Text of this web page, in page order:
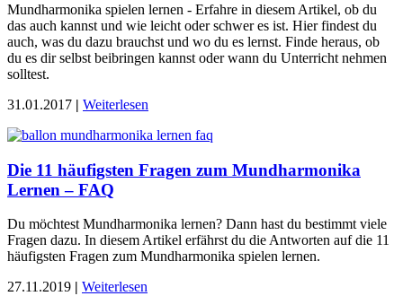
Mundharmonika spielen lernen - Erfahre in diesem Artikel, ob du
das auch kannst und wie leicht oder schwer es ist. Hier findest du
auch, was du dazu brauchst und wo du es lernst. Finde heraus, ob
du es dir selbst beibringen kannst oder wann du Unterricht nehmen
solltest.
31.01.2017 | Weiterlesen
Die 11 häufigsten Fragen zum Mundharmonika
Lernen – FAQ
Du möchtest Mundharmonika lernen? Dann hast du bestimmt viele
Fragen dazu. In diesem Artikel erfährst du die Antworten auf die 11
häufigsten Fragen zum Mundharmonika spielen lernen.
27.11.2019 | Weiterlesen